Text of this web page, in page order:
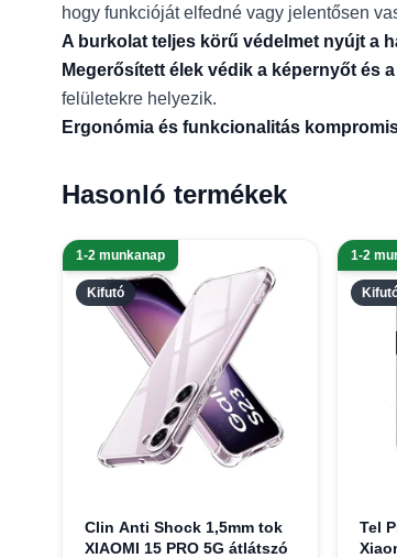
hogy funkcióját elfedné vagy jelentősen
A burkolat teljes körű védelmet nyújt a
Megerősített élek védik a képernyőt és
felületekre helyezik.
Ergonómia és funkcionalitás
Hasonló termékek
Kifutó
1-2 munkanap
Clin Anti Shock 1,5mm tok
XIAOMI 15 PRO 5G átlátszó
1-2
Tel